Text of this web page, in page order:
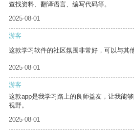
查找资料、翻译语言、编写代码等。
2025-08-01
游客
这款学习软件的社区氛围非常好，可以与其
2025-08-01
游客
这款app是我学习路上的良师益友，让我能
视野。
2025-08-01